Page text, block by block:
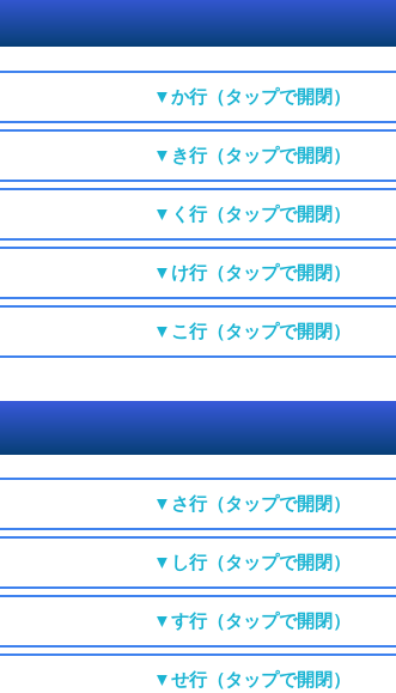
▼か行（タップで開閉）
▼き行（タップで開閉）
▼く行（タップで開閉）
▼け行（タップで開閉）
▼こ行（タップで開閉）
▼さ行（タップで開閉）
▼し行（タップで開閉）
▼す行（タップで開閉）
▼せ行（タップで開閉）